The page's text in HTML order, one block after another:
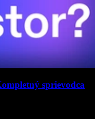
sprievodca